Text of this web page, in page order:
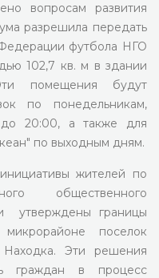
вопросам развития
разрешила передать
футбола НГО
102,7 кв. м в здании
помещения будут
по понедельникам,
20:00, а также для
по выходным дням.
жителей по
общественного
утверждены границы
поселок
Эти решения
граждан в процесс